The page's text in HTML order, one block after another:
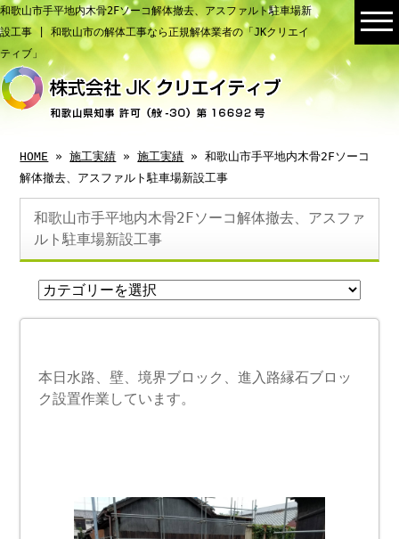
和歌山市手平地内木骨2Fソーコ解体撤去、アスファルト駐車場新
設工事 | 和歌山市の解体工事なら正規解体業者の「JKクリエイ
ティブ」
HOME »施工実績 »施工実績 » 和歌山市手平地内木骨2Fソーコ
解体撤去、アスファルト駐車場新設工事
和歌山市手平地内木骨2Fソーコ解体撤去、アスファ
ルト駐車場新設工事
本日水路、壁、境界ブロック、進入路縁石ブロッ
ク設置作業しています。